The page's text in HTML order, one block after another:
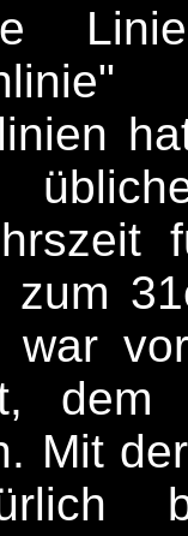
war
Mit